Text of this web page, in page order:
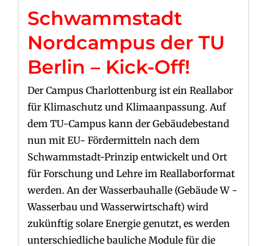
Schwammstadt
Nordcampus der TU
Berlin – Kick-Off!
Der Campus Charlottenburg ist ein Reallabor
für Klimaschutz und Klimaanpassung. Auf
dem TU-Campus kann der Gebäudebestand
nun mit EU- Fördermitteln nach dem
Schwammstadt-Prinzip entwickelt und Ort
für Forschung und Lehre im Reallaborformat
werden. An der Wasserbauhalle (Gebäude W -
Wasserbau und Wasserwirtschaft) wird
zukünftig solare Energie genutzt, es werden
unterschiedliche bauliche Module für die